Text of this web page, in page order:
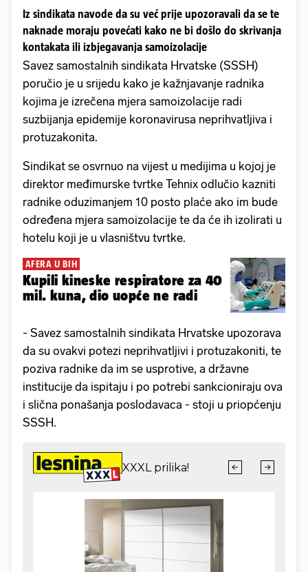
Iz sindikata navode da su već prije upozoravali da se te
naknade moraju povećati kako ne bi došlo do skrivanja
kontakata ili izbjegavanja samoizolacije
Savez samostalnih sindikata Hrvatske (SSSH)
poručio je u srijedu kako je kažnjavanje radnika
kojima je izrečena mjera samoizolacije radi
suzbijanja epidemije koronavirusa neprihvatljiva i
protuzakonita.
Sindikat se osvrnuo na vijest u medijima u kojoj je
direktor međimurske tvrtke Tehnix odlučio kazniti
radnike oduzimanjem 10 posto plaće ako im bude
određena mjera samoizolacije te da će ih izolirati u
hotelu koji je u vlasništvu tvrtke.
AFERA U BIH
Kupili kineske respiratore za 40
mil. kuna, dio uopće ne radi
- Savez samostalnih sindikata Hrvatske upozorava
da su ovakvi potezi neprihvatljivi i protuzakoniti, te
poziva radnike da im se usprotive, a državne
institucije da ispitaju i po potrebi sankcioniraju ova
i slična ponašanja poslodavaca - stoji u priopćenju
SSSH.